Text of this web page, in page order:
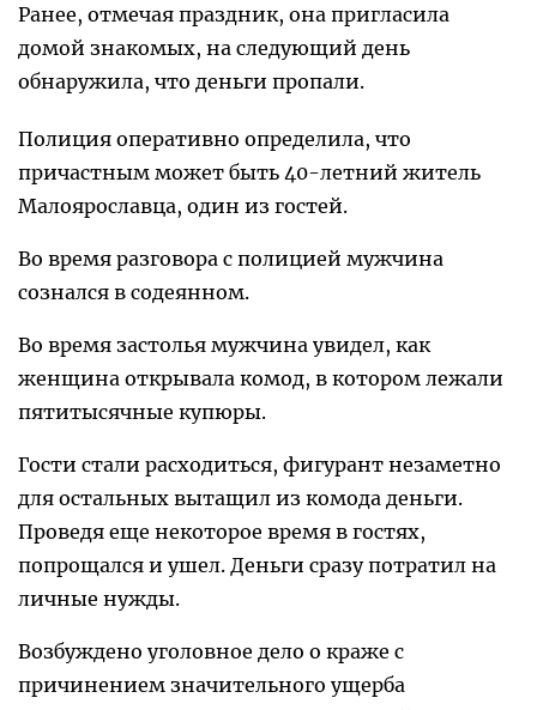
Ранее, отмечая праздник, она пригласила
домой знакомых, на следующий день
обнаружила, что деньги пропали.
Полиция оперативно определила, что
причастным может быть 40-летний житель
Малоярославца, один из гостей.
Во время разговора с полицией мужчина
сознался в содеянном.
Во время застолья мужчина увидел, как
женщина открывала комод, в котором лежали
пятитысячные купюры.
Гости стали расходиться, фигурант незаметно
для остальных вытащил из комода деньги.
Проведя еще некоторое время в гостях,
попрощался и ушел. Деньги сразу потратил на
личные нужды.
Возбуждено уголовное дело о краже с
причинением значительного ущерба